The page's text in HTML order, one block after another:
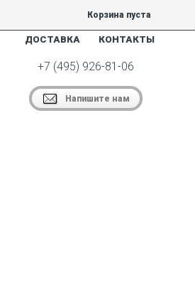
Корзина пуста
ДОСТАВКА КОНТАКТЫ
+7 (495) 926-81-06
Напишите нам